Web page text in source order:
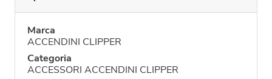
Marca
ACCENDINI CLIPPER
Categoria
ACCESSORI ACCENDINI CLIPPER